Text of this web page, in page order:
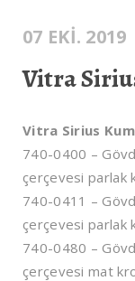
07 EKI. 2019
Vitra
Vitra Sirius
740-0400 –
çerçevesi parlak
740-0411 –
çerçevesi parlak
740-0480 –
çerçevesi mat